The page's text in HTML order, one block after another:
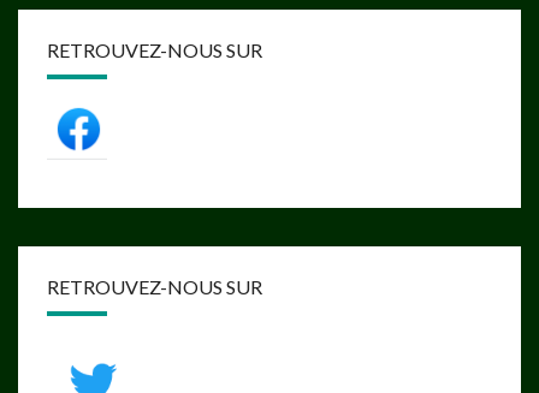
RETROUVEZ-NOUS SUR
RETROUVEZ-NOUS SUR